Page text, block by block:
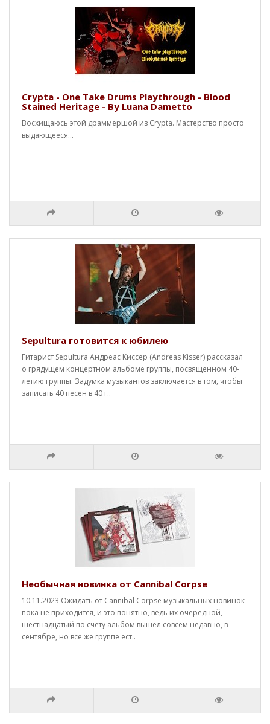
Crypta - One Take Drums Playthrough - Blood
Stained Heritage - By Luana Dametto
Восхищаюсь этой драммершой из Crypta. Мастерство просто
выдающееся...
Sepultura готовится к юбилею
Гитарист Sepultura Андреас Киссер (Andreas Kisser) рассказал
о грядущем концертном альбоме группы, посвященном 40-
летию группы. Задумка музыкантов заключается в том, чтобы
записать 40 песен в 40 г..
Необычная новинка от Cannibal Corpse
10.11.2023 Ожидать от Cannibal Corpse музыкальных новинок
пока не приходится, и это понятно, ведь их очередной,
шестнадцатый по счету альбом вышел совсем недавно, в
сентябре, но все же группе ест..